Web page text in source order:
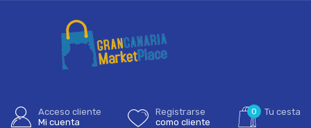
Acceso cliente
Mi cuenta
Registrarse
como cliente
0 Tu cesta